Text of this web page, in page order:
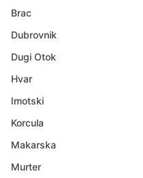
Brac
Dubrovnik
Dugi Otok
Hvar
Imotski
Korcula
Makarska
Murter